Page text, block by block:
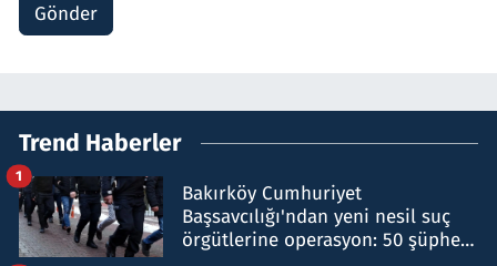
Gönder
Trend Haberler
Bakırköy Cumhuriyet
Başsavcılığı'ndan yeni nesil suç
örgütlerine operasyon: 50 şüpheli
1